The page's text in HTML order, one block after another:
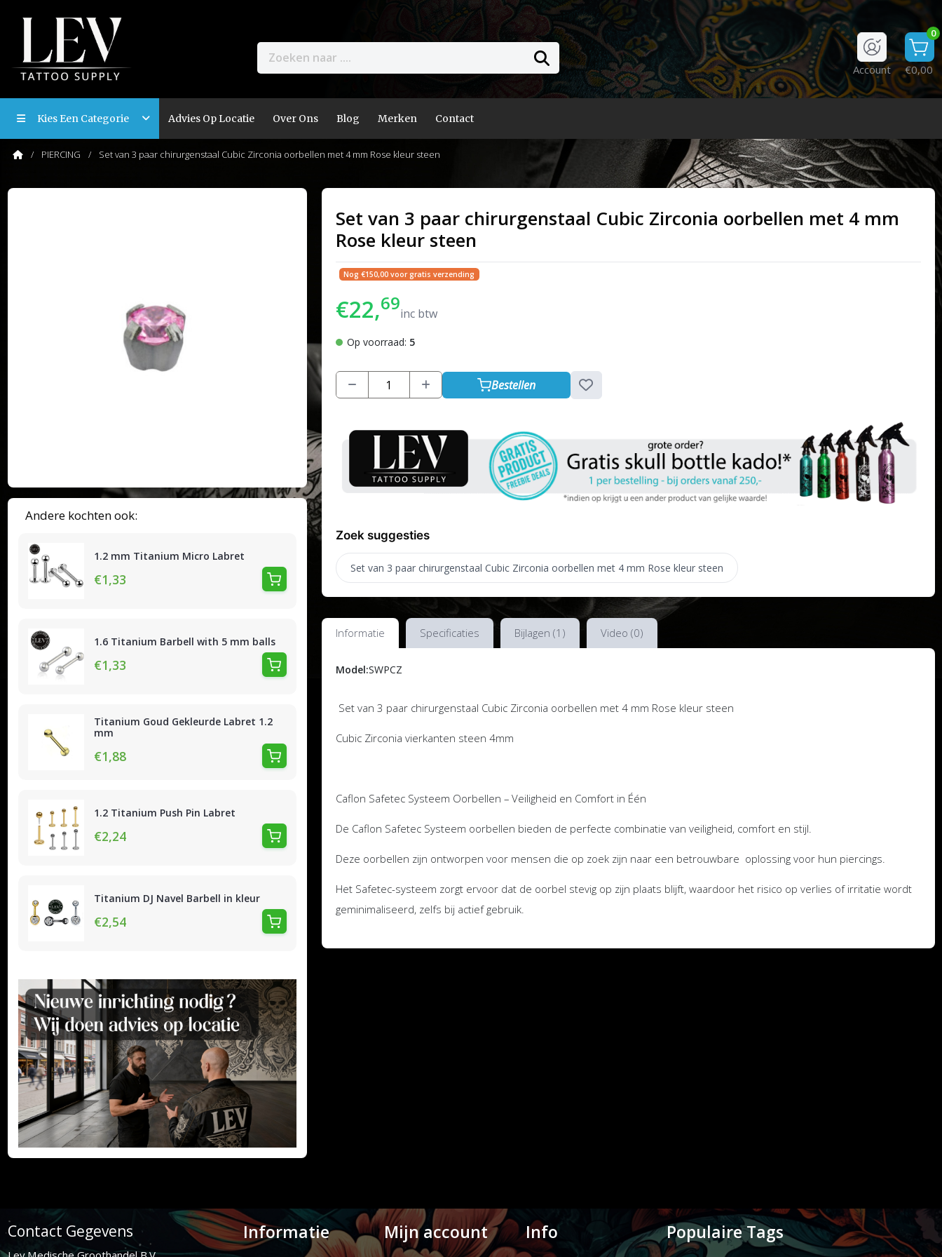
0
€0,00
Account
Kies Een Categorie Advies Op Locatie Over Ons Blog Merken Contact
PIERCING Set van 3 paar chirurgenstaal Cubic Zirconia oorbellen met 4 mm Rose kleur steen
Andere kochten ook:
1.2 mm Titanium Micro Labret
€1,33
1.6 Titanium Barbell with 5 mm balls
€1,33
Titanium Goud Gekleurde Labret 1.2
mm
€1,88
1.2 Titanium Push Pin Labret
€2,24
Titanium DJ Navel Barbell in kleur
€2,54
Set van 3 paar chirurgenstaal Cubic Zirconia oorbellen met 4 mm
Rose kleur steen
Nog €150,00 voor gratis verzending
€22,69inc btw
Op voorraad: 5
Bestellen
Zoek suggesties
Set van 3 paar chirurgenstaal Cubic Zirconia oorbellen met 4 mm Rose kleur steen
Informatie Specificaties Bijlagen (1) Video (0)
Model:SWPCZ
Set van 3 paar chirurgenstaal Cubic Zirconia oorbellen met 4 mm Rose kleur steen
Cubic Zirconia vierkanten steen 4mm
Caflon Safetec Systeem Oorbellen – Veiligheid en Comfort in Één
De Caflon Safetec Systeem oorbellen bieden de perfecte combinatie van veiligheid, comfort en stijl.
Deze oorbellen zijn ontworpen voor mensen die op zoek zijn naar een betrouwbare oplossing voor hun piercings.
Het Safetec-systeem zorgt ervoor dat de oorbel stevig op zijn plaats blijft, waardoor het risico op verlies of irritatie wordt
geminimaliseerd, zelfs bij actief gebruik.
Contact Gegevens Informatie Mijn account Info Populaire Tags